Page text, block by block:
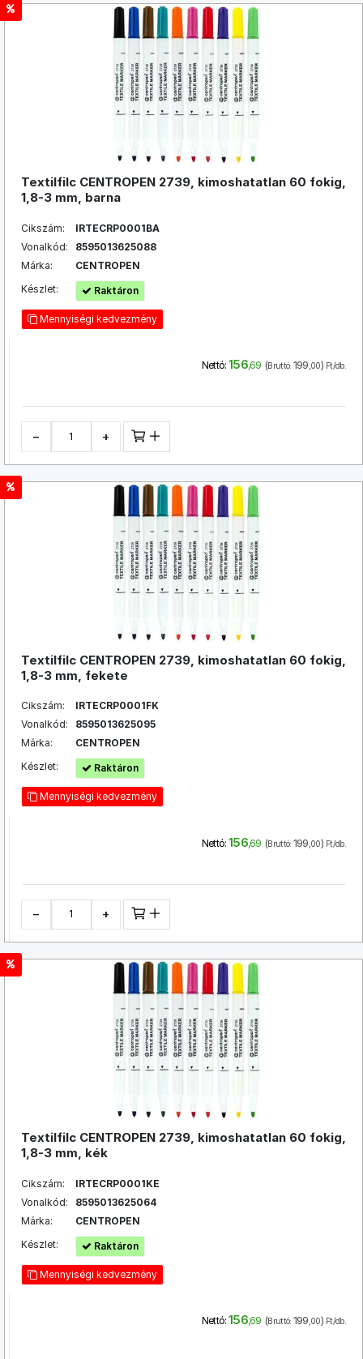
Textilfilc CENTROPEN 2739, kimoshatatlan 60 fokig,
1,8-3 mm, barna
Cikszám:
IRTECRP0001BA
Vonalkód:
8595013625088
Márka:
CENTROPEN
Készlet:
Raktáron
Mennyiségi kedvezmény
Nettó: 156,69 (Bruttó: 199,00) Ft/db.
− +
Textilfilc CENTROPEN 2739, kimoshatatlan 60 fokig,
1,8-3 mm, fekete
Cikszám:
IRTECRP0001FK
Vonalkód:
8595013625095
Márka:
CENTROPEN
Készlet:
Raktáron
Mennyiségi kedvezmény
Nettó: 156,69 (Bruttó: 199,00) Ft/db.
− +
Textilfilc CENTROPEN 2739, kimoshatatlan 60 fokig,
1,8-3 mm, kék
Cikszám:
IRTECRP0001KE
Vonalkód:
8595013625064
Márka:
CENTROPEN
Készlet:
Raktáron
Mennyiségi kedvezmény
Nettó: 156,69 (Bruttó: 199,00) Ft/db.